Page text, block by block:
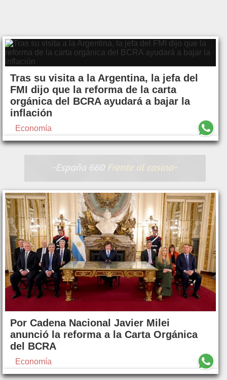
Tras su visita a la Argentina, la jefa del
FMI dijo que la reforma de la carta
orgánica del BCRA ayudará a bajar la
inflación
Economía
Por Cadena Nacional Javier Milei
anunció la reforma a la Carta Orgánica
del BCRA
Economía